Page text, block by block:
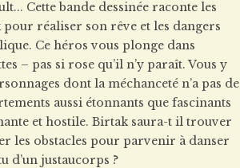
Cette bande dessinée raconte les
réaliser son rêve et les dangers
Ce héros vous plonge dans
– pas si rose qu’il n’y paraît. Vous y
dont la méchanceté n’a pas de
aussi étonnants que fascinants
et hostile. Birtak saura-t il trouver
les obstacles pour parvenir à danser
d’un justaucorps ?